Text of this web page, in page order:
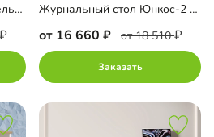
Письменный стол Шармель-3 Лайф Журнальный стол Юнкос-2 Олива
от 16 660 от 18 510
Заказать